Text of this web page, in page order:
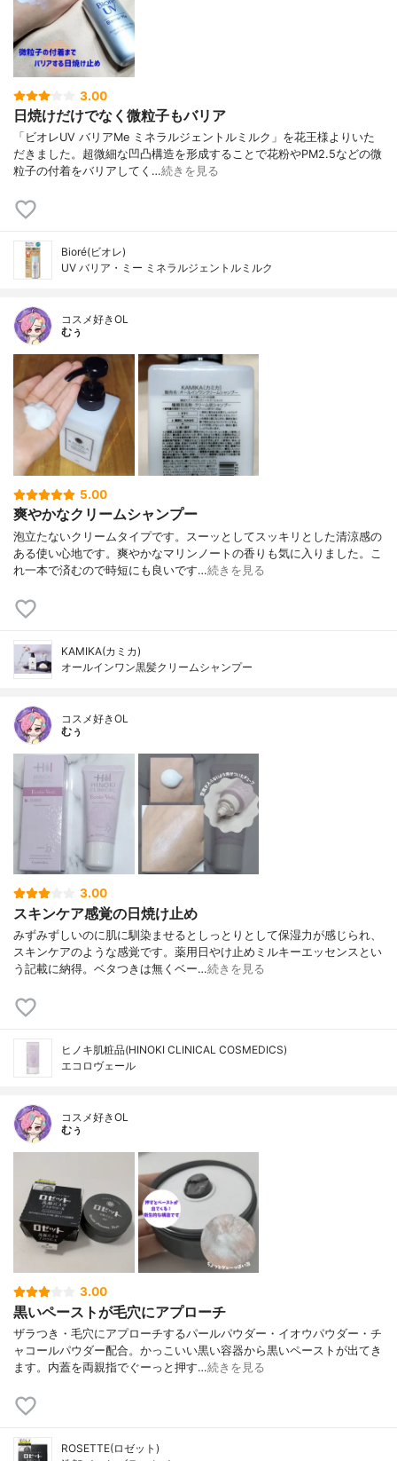
3.00
日焼けだけでなく微粒子もバリア
「ビオレUV バリアMe ミネラルジェントルミルク」を花王様よりいた
だきました。超微細な凹凸構造を形成することで花粉やPM2.5などの微
粒子の付着をバリアしてく…続きを見る
Bioré(ビオレ)
UV バリア・ミー ミネラルジェントルミルク
コスメ好きOL
むぅ
5.00
爽やかなクリームシャンプー
泡立たないクリームタイプです。スーッとしてスッキリとした清涼感の
ある使い心地です。爽やかなマリンノートの香りも気に入りました。こ
れ一本で済むので時短にも良いです…続きを見る
KAMIKA(カミカ)
オールインワン黒髪クリームシャンプー
コスメ好きOL
むぅ
3.00
スキンケア感覚の日焼け止め
みずみずしいのに肌に馴染ませるとしっとりとして保湿力が感じられ、
スキンケアのような感覚です。薬用日やけ止めミルキーエッセンスとい
う記載に納得。ベタつきは無くベー…続きを見る
ヒノキ肌粧品(HINOKI CLINICAL COSMEDICS)
エコロヴェール
コスメ好きOL
むぅ
3.00
黒いペーストが毛穴にアプローチ
ザラつき・毛穴にアプローチするパールパウダー・イオウパウダー・チ
ャコールパウダー配合。かっこいい黒い容器から黒いペーストが出てき
ます。内蓋を両親指でぐーっと押す…続きを見る
ROSETTE(ロゼット)